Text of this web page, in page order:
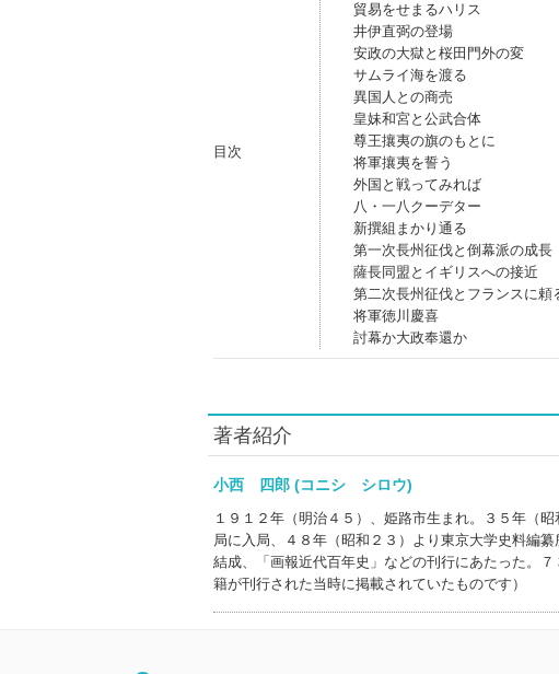
目次
貿易をせまるハリス
井伊直弼の登場
安政の大獄と桜田門外の変
サムライ海を渡る
異国人との商売
皇妹和宮と公武合体
尊王攘夷の旗のもとに
将軍攘夷を誓う
外国と戦ってみれば
八・一八クーデター
新撰組まかり通る
第一次長州征伐と倒幕派の成長
薩長同盟とイギリスへの接近
第二次長州征伐とフランスに頼
将軍徳川慶喜
討幕か大政奉還か
著者紹介
小西 四郎 (コニシ シロウ)
１９１２年（明治４５）、姫路市生まれ。３５年（
局に入局、４８年（昭和２３）より東京大学史料編
結成、「画報近代百年史」などの刊行にあたった。
籍が刊行された当時に掲載されていたものです）